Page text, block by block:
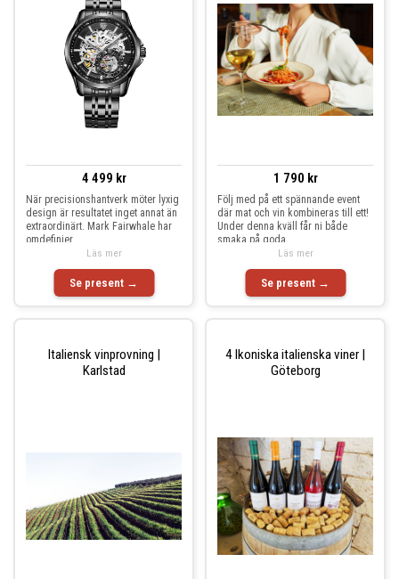
4 499 kr
När precisionshantverk möter lyxig
design är resultatet inget annat än
extraordinärt. Mark Fairwhale har
omdefinier
Se present →
Läs mer
1 790 kr
Följ med på ett spännande event
där mat och vin kombineras till ett!
Under denna kväll får ni både
smaka på goda
Se present →
Läs mer
Italiensk vinprovning |
Karlstad
4 Ikoniska italienska viner |
Göteborg